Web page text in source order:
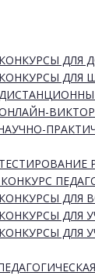
ДЛЯ
ДЛЯ
ДЛЯ
ДЛЯ
ДЛЯ